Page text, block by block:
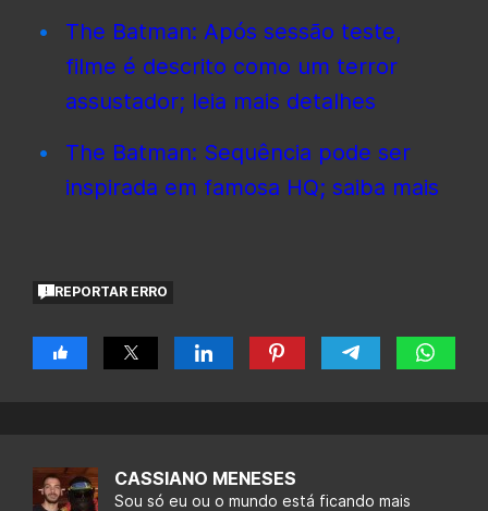
The Batman: Após sessão teste,
filme é descrito como um terror
assustador; leia mais detalhes
The Batman: Sequência pode ser
inspirada em famosa HQ; saiba mais
REPORTAR ERRO
CASSIANO MENESES
Sou só eu ou o mundo está ficando mais